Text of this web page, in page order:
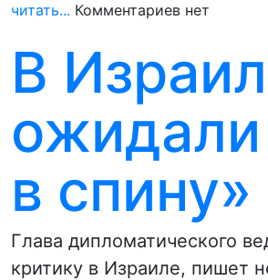
читать... Комментариев нет
В
ожидали
в спину»
Глава дипломатического
критику в Израиле, пишет